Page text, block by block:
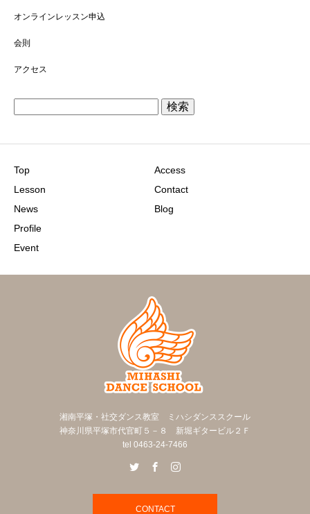
オンラインレッスン申込
会則
アクセス
Top
Lesson
News
Profile
Event
Access
Contact
Blog
湘南平塚・社交ダンス教室 ミハシダンススクール
神奈川県平塚市代官町５－８ 新堀ギタービル２Ｆ
tel 0463-24-7466
CONTACT